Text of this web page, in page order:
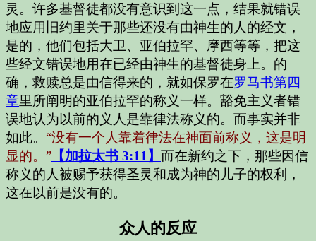
灵。许多基督徒都没有意识到这一点，结果就错误
地应用旧约里关于那些还没有由神生的人的经文，
是的，他们包括大卫、亚伯拉罕、摩西等等，把这
些经文错误地用在已经由神生的基督徒身上。的
确，救赎总是由信得来的，就如保罗在罗马书第四
章里所阐明的亚伯拉罕的称义一样。豁免主义者错
误地认为以前的义人是靠律法称义的。而事实并非
如此。 “没有一个人靠着律法在神面前称义，这是明
显的。” 【加拉太书 3:11】 而在新约之下，那些因信
称义的人被赐予获得圣灵和成为神的儿子的权利，
这在以前是没有的。
众人的反应